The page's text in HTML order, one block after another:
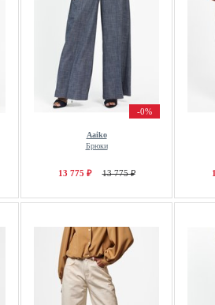
-0%
Aaiko
Брюки
13 775 ₽ 13 775 ₽